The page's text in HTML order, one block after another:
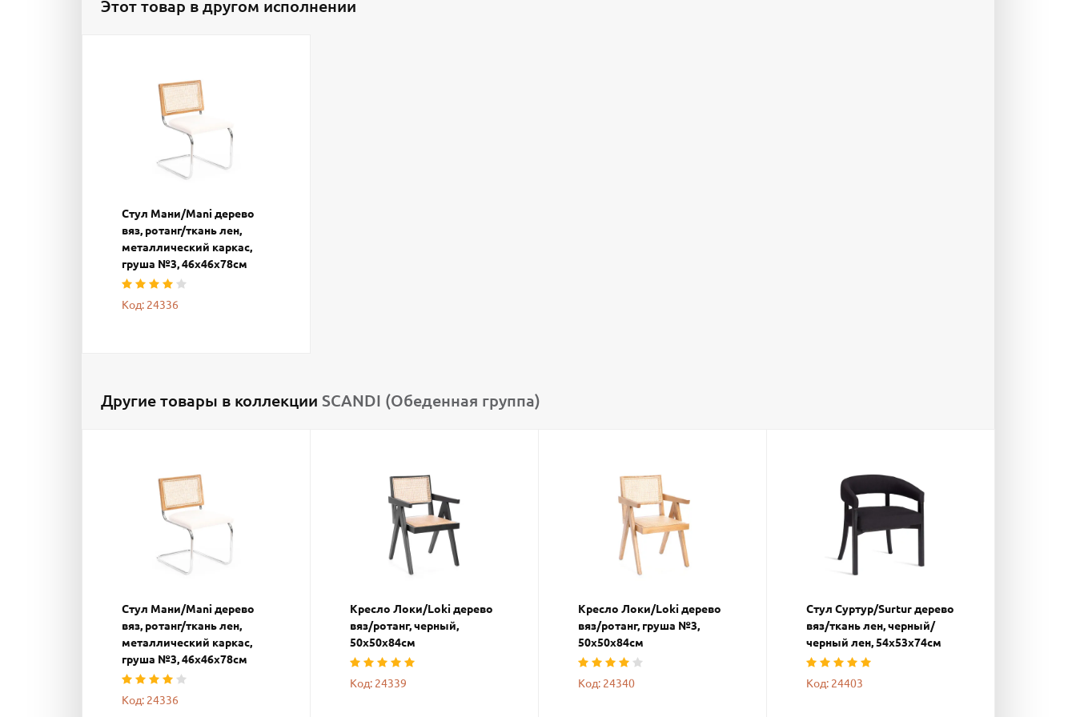
Этот товар в другом исполнении
Стул Мани/Mani дерево
вяз, ротанг/ткань лен,
металлический каркас,
груша №3, 46х46х78см
Код: 24336
Другие товары в коллекции SCANDI (Обеденная группа)
Стул Мани/Mani дерево
вяз, ротанг/ткань лен,
металлический каркас,
груша №3, 46х46х78см
Код: 24336
Кресло Локи/Loki дерево
вяз/ротанг, черный,
50х50х84см
Код: 24339
Кресло Локи/Loki дерево
вяз/ротанг, груша №3,
50х50х84см
Код: 24340
Стул Суртур/Surtur дерево
вяз/ткань лен, черный/
черный лен, 54х53х74см
Код: 24403